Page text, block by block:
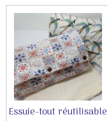
Essuie-tout réutilisable